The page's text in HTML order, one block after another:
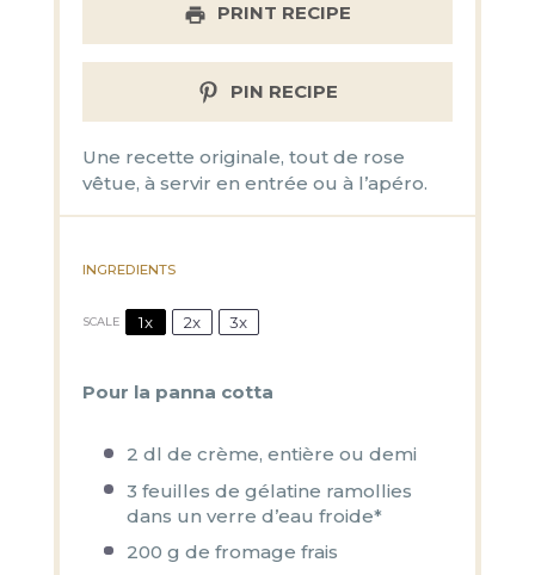
PRINT RECIPE
PIN RECIPE
Une recette originale, tout de rose
vêtue, à servir en entrée ou à l’apéro.
INGREDIENTS
SCALE 1x 2x 3x
Pour la panna cotta
2 dl de crème, entière ou demi
3 feuilles de gélatine ramollies
dans un verre d’eau froide*
200 g de fromage frais